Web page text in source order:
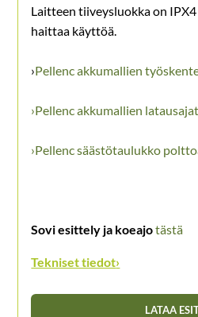
Laitteen tiiveysluokka on IPX4
haittaa käyttöä.
›Pellenc akkumallien
›Pellenc akkumallien latausajat
›Pellenc säästötaulukko
Sovi esittely ja koeajotästä
Tekniset tiedot›
LATAA